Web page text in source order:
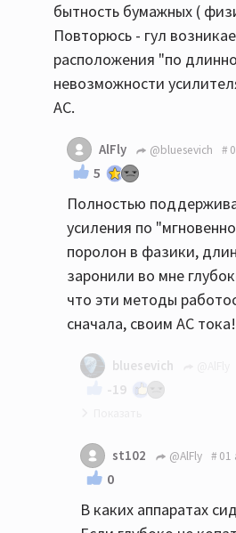
бытность бумажных (
Повторюсь - гул
расположения "по
невозможности
АС.
AlFly @bluesevich
5
Полностью
усиления по
поролон в фазики,
заронили во мне
что эти методы
сначала, своим АС тока!
bluesevich
-19
От тож!👍
st102 @AlFly 01
0
В каких аппаратах